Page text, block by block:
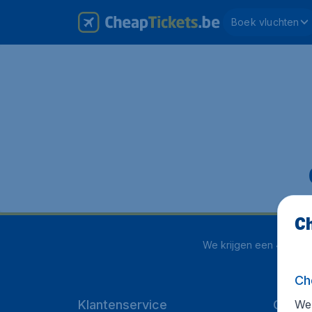
Boek vluchten
We krijgen een 4.1 uit 5
Klantenservice